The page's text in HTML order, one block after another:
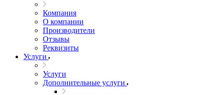
Компания
О компании
Производители
Отзывы
Реквизиты
Услуги
Услуги
Дополнительные услуги